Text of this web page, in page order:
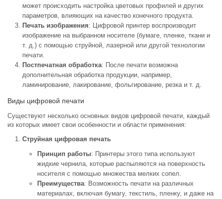
может происходить настройка цветовых профилей и других
параметров, влияющих на качество конечного продукта.
Печать изображения: Цифровой принтер воспроизводит
изображение на выбранном носителе (бумаге, пленке, ткани и
т. д.) с помощью струйной, лазерной или другой технологии
печати.
Постпечатная обработка: После печати возможна
дополнительная обработка продукции, например,
ламинирование, лакирование, фольгирование, резка и т. д.
Виды цифровой печати
Существуют несколько основных видов цифровой печати, каждый
из которых имеет свои особенности и области применения:
Струйная цифровая печать
Принцип работы: Принтеры этого типа используют
жидкие чернила, которые распыляются на поверхность
носителя с помощью множества мелких сопел.
Преимущества: Возможность печати на различных
материалах, включая бумагу, текстиль, пленку, и даже на